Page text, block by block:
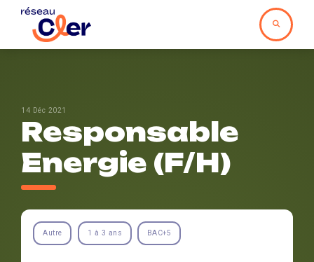
14 Déc 2021
Responsable
Energie (F/H)
Autre 1 à 3 ans BAC+5